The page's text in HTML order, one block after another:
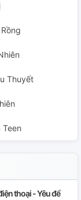
Thuyết
Teen
thoại - Yêu để